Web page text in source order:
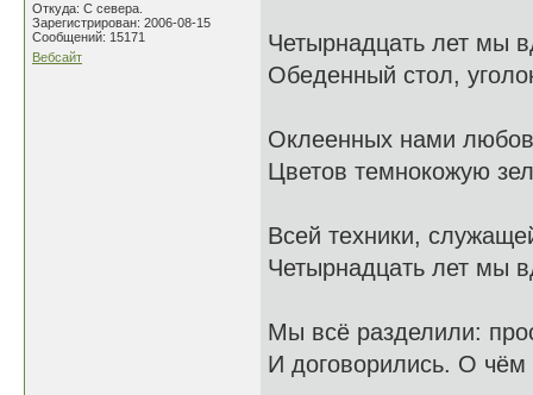
Откуда: С севера.
Зарегистрирован: 2006-08-15
Сообщений: 15171
Вебсайт
Четырнадцать лет мы
Обеденный стол,
Оклеенных нами
Цветов темнокожую
Всей техники,
Четырнадцать лет мы
Мы всё разделили:
И договорились. О чём